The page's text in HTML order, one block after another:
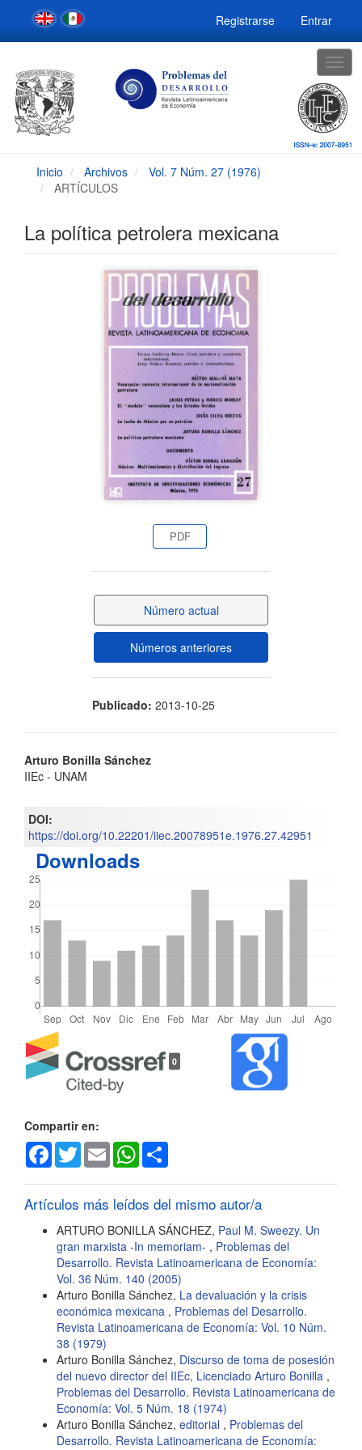
Navegación
principal
Contenido
Barra
lateral
Registrarse Entrar
Inicio Archivos
Vol. 7 Núm. 27 (1976)
ARTÍCULOS
La política petrolera mexicana
PDF
Número actual
Números anteriores
Publicado: 2013-10-25
Contenido
del
artículo
Arturo Bonilla Sánchez
IIEc - UNAM
DOI:
https://doi.org/10.22201/iiec.20078951e.1976.27.42951
Downloads
Detalles
del
artículo
0
Compartir en:
Facebook
TwitterEmail WhatsApp
Artículos más leídos del mismo autor/a
ARTURO BONILLA SÁNCHEZ, Paul M. Sweezy. Un
gran marxista -In memoriam- , Problemas del
Desarrollo. Revista Latinoamericana de Economía:
Vol. 36 Núm. 140 (2005)
Arturo Bonilla Sánchez, La devaluación y la crisis
económica mexicana , Problemas del Desarrollo.
Revista Latinoamericana de Economía: Vol. 10 Núm.
38 (1979)
Arturo Bonilla Sánchez, Discurso de toma de posesión
del nuevo director del IIEc, Licenciado Arturo Bonilla ,
Problemas del Desarrollo. Revista Latinoamericana de
Economía: Vol. 5 Núm. 18 (1974)
Arturo Bonilla Sánchez, editorial , Problemas del
Desarrollo. Revista Latinoamericana de Economía: